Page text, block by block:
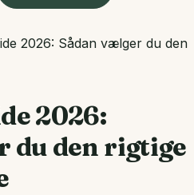
2026: Sådan vælger du den
2026:
du den rigtige